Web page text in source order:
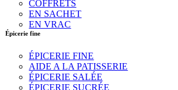
COFFRETS
EN SACHET
EN VRAC
Épicerie fine
ÉPICERIE FINE
AIDE A LA PATISSERIE
ÉPICERIE SALÉE
ÉPICERIE SUCRÉE